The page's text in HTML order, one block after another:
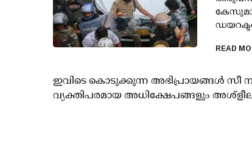
READ
ഇവിടെ കൊടുക്കുന്ന അഭിപ്രായങ്ങള്‍
വ്യക്തിപരമായ അധിക്ഷേപങ്ങളും